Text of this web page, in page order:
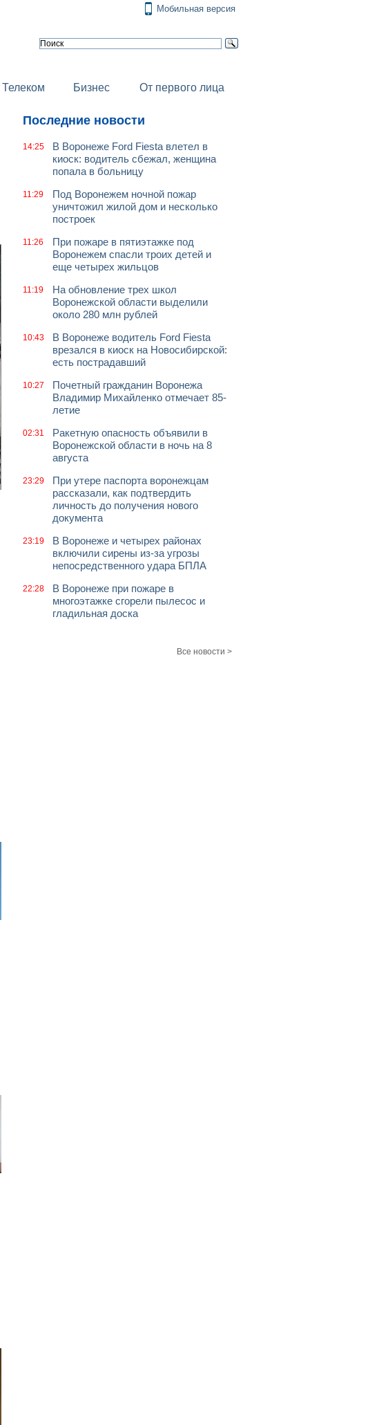
Мобильная версия
Телеком Бизнес От первого лица
Последние новости
14:25
В Воронеже Ford Fiesta влетел в
киоск: водитель сбежал, женщина
попала в больницу
11:29
Под Воронежем ночной пожар
уничтожил жилой дом и несколько
построек
11:26
При пожаре в пятиэтажке под
Воронежем спасли троих детей и
еще четырех жильцов
11:19
На обновление трех школ
Воронежской области выделили
около 280 млн рублей
10:43
В Воронеже водитель Ford Fiesta
врезался в киоск на Новосибирской:
есть пострадавший
10:27
Почетный гражданин Воронежа
Владимир Михайленко отмечает 85-
летие
02:31
Ракетную опасность объявили в
Воронежской области в ночь на 8
августа
23:29
При утере паспорта воронежцам
рассказали, как подтвердить
личность до получения нового
документа
23:19
В Воронеже и четырех районах
включили сирены из-за угрозы
непосредственного удара БПЛА
22:28
В Воронеже при пожаре в
многоэтажке сгорели пылесос и
гладильная доска
Все новости >